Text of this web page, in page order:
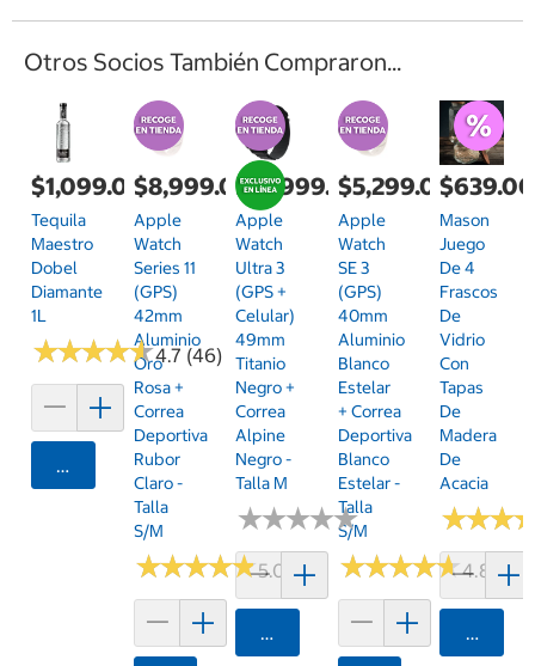
Otros Socios También Compraron...
$1,099.00
Tequila
Maestro
Dobel
Diamante
1L
★★★★★
★★★★★4.7 (46)
Agregar
$8,999.00
Apple
Watch
Series 11
(GPS)
42mm
Aluminio
Oro
Rosa +
Correa
Deportiva
Rubor
Claro -
Talla
S/M
★★★★★
★★★★★5.0 (3)
$18,999.00
Apple
Watch
Ultra 3
(GPS +
Celular)
49mm
Titanio
Negro +
Correa
Alpine
Negro -
Talla M
★★★★★
★★★★★
Agregar
$5,299.00
Apple
Watch
SE 3
(GPS)
40mm
Aluminio
Blanco
Estelar
+ Correa
Deportiva
Blanco
Estelar -
Talla
S/M
★★★★★
★★★★★4.8 (4)
$639.00
Mason
Juego
De 4
Frascos
De
Vidrio
Con
Tapas
De
Madera
De
Acacia
★★★
★★★